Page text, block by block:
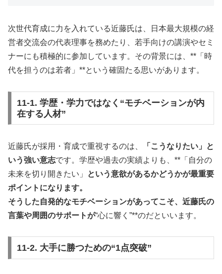
次世代育成に力を入れている近藤氏は、日本最大規模の経
営者交流会の代表理事を務めたり、若手向けの講演やセミ
ナーにも積極的に参加しています。その背景には、**「時
代を担うのは若者」**という確固たる思いがあります。
11-1. 学歴・学力ではなく“モチベーションが内
在する人材”
近藤氏が採用・育成で重視するのは、
「こうなりたい」と
いう強い意志です。学歴や過去の実績よりも、**「自分の
未来を切り開きたい」
という意欲があるかどうかが最重要
ポイントになります。
そうした自発的なモチベーションがあってこそ、近藤氏の
言葉や周囲のサポートが“心に響く”**のだといいます。
11-2. 大手に勝つための“1点突破”